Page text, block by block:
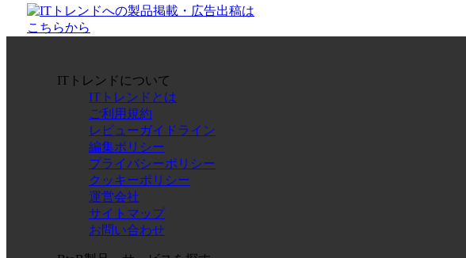
ITトレンドについて
ITトレンドとは
ご利用規約
レビューガイドライン
編集ポリシー
プライバシーポリシー
クッキーポリシー
運営会社
サイトマップ
お問い合わせ